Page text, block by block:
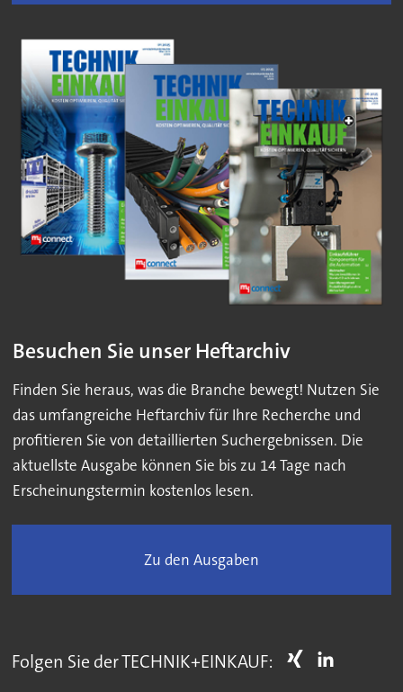
Besuchen Sie unser Heftarchiv
Finden Sie heraus, was die Branche bewegt! Nutzen Sie
das umfangreiche Heftarchiv für Ihre Recherche und
profitieren Sie von detaillierten Suchergebnissen. Die
aktuellste Ausgabe können Sie bis zu 14 Tage nach
Erscheinungstermin kostenlos lesen.
Zu den Ausgaben
Folgen Sie der TECHNIK+EINKAUF: